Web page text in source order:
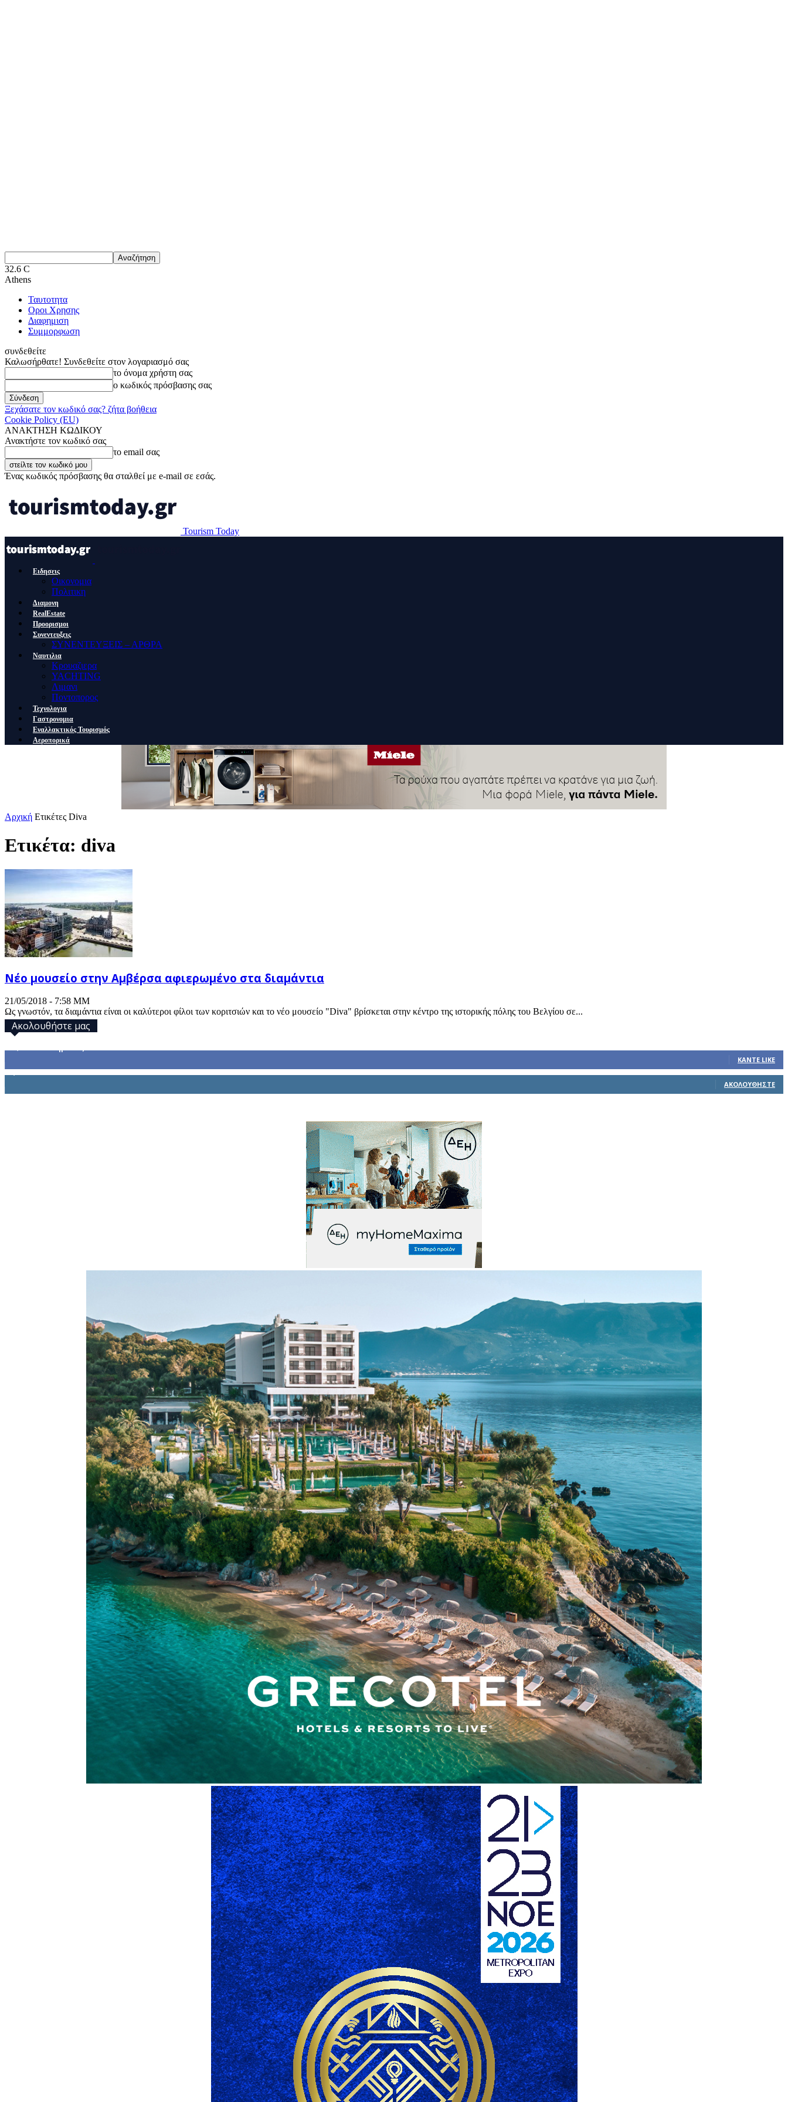
32.6 C
Athens
Ταυτοτητα
Οροι Χρησης
Διαφημιση
Συμμορφωση
συνδεθείτε
Καλωσήρθατε! Συνδεθείτε στον λογαριασμό σας
το όνομα χρήστη σας
ο κωδικός πρόσβασης σας
Ξεχάσατε τον κωδικό σας? ζήτα βοήθεια
Cookie Policy (EU)
ΑΝΑΚΤΗΣΗ ΚΩΔΙΚΟΥ
Ανακτήστε τον κωδικό σας
το email σας
Ένας κωδικός πρόσβασης θα σταλθεί με e-mail σε εσάς.
Tourism Today
Ειδησεις
Οικονομια
Πολιτικη
Διαμονη
RealEstate
Προορισμοι
Συνεντευξεις
ΣΥΝΕΝΤΕΥΞΕΙΣ – ΑΡΘΡΑ
Ναυτιλια
Κρουαζιερα
YACHTING
Λιμανι
Ποντοπορος
Τεχνολογια
Γαστρονομια
Εναλλακτικός Τουρισμός
Αεροπορικά
Αρχική Ετικέτες Diva
Ετικέτα: diva
Νέο μουσείο στην Αμβέρσα αφιερωμένο στα διαμάντια
21/05/2018 - 7:58 ΜΜ
Ως γνωστόν, τα διαμάντια είναι οι καλύτεροι φίλοι των κοριτσιών και το νέο μουσείο "Diva" βρίσκεται στην κέντρο της ιστορικής πόλης του Βελγίου σε...
Ακολουθήστε μας
ΚΆΝΤΕ LIKE
ΑΚΟΛΟΥΘΉΣΤΕ